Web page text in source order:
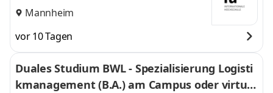
Mannheim
vor 10 Tagen
Duales Studium BWL - Spezialisierung Logisti
kmanagement (B.A.) am Campus oder virtuel